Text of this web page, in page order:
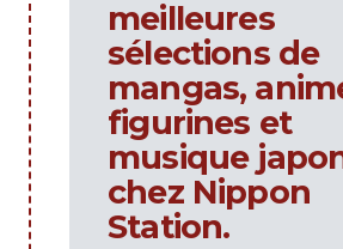
meilleures
sélections de
mangas,
figurines et
musique
chez Nippon
Station.